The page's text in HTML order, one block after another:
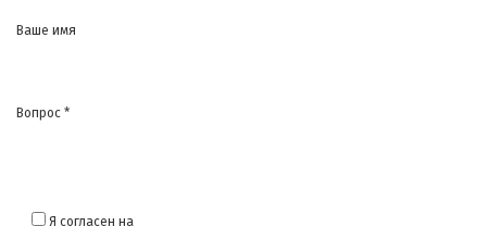
Ваше имя
Вопрос *
Я согласен на